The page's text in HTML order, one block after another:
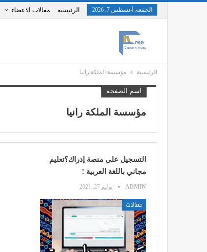
الجمعة, أغسطس 7, 2026 الرئيسية مقالات الاعضاء
الرئيسية مؤسسة الملكة رانيا
اسم الصفحة
مؤسسة الملكة رانيا
التسجيل على منصة إدراك؟تعليم
مجاني باللغة العربية !
ADMIN يوليو 27, 2021
مقالات